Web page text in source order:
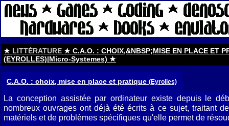
★ LITTÉRATURE ★ C.A.O. : CHOIX,&NBSP;MISE EN PLACE ET
(EYROLLES)|Micro-Systemes) ★
C.A.O. : choix, mise en place et pratique (Eyrolles)
La conception assistée par ordinateur existe depuis le
nombreux ouvrages ont déjà été écrits à ce sujet, traitant
matériels et de problèmes spécifiques qu'elle permet de